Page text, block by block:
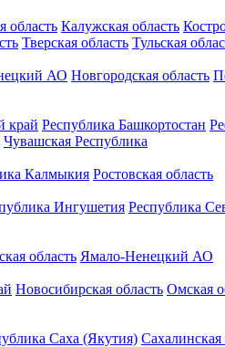
область Калужская область
Тверская область Тульская
АО Новгородская область
край Республика Башкортостан
Чувашская Республика
Калмыкия Ростовская область
Ингушетия Республика
область Ямало-Ненецкий АО
Новосибирская область Омская
Саха (Якутия) Сахалинская